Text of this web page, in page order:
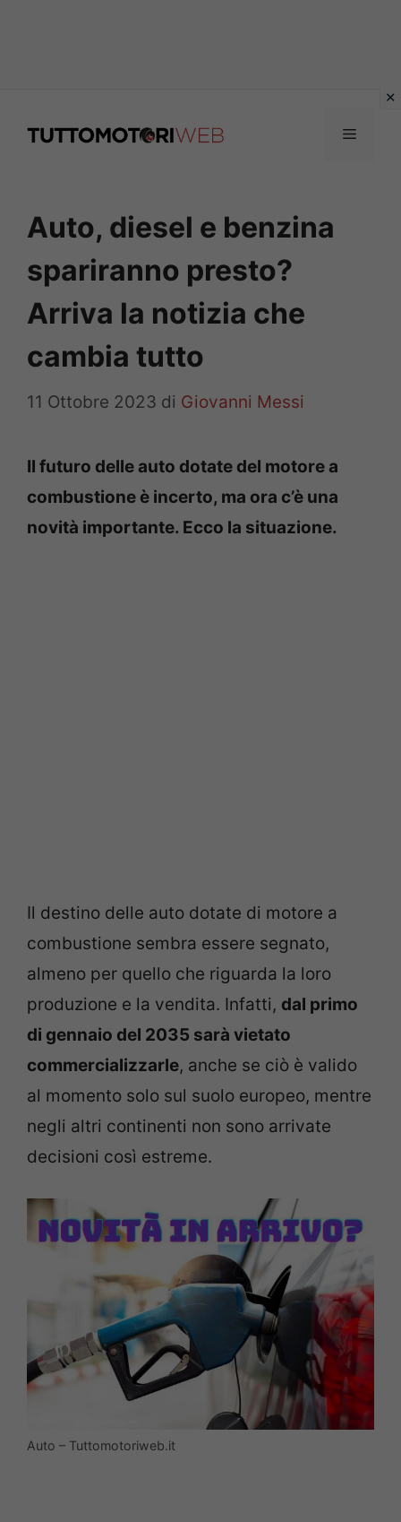
Menu
Auto, diesel e benzina
spariranno presto?
Arriva la notizia che
cambia tutto
11 Ottobre 2023 di Giovanni Messi
Il futuro delle auto dotate del motore a
combustione è incerto, ma ora c’è una
novità importante. Ecco la situazione.
Il destino delle auto dotate di motore a
combustione sembra essere segnato,
almeno per quello che riguarda la loro
produzione e la vendita. Infatti, dal primo
di gennaio del 2035 sarà vietato
commercializzarle, anche se ciò è valido
al momento solo sul suolo europeo, mentre
negli altri continenti non sono arrivate
decisioni così estreme.
Auto – Tuttomotoriweb.it